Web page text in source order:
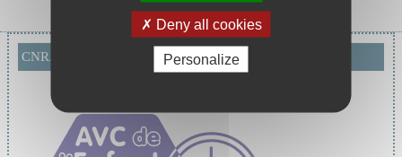
CNRAVC Enfant CHU
Deny all cookies
Personalize